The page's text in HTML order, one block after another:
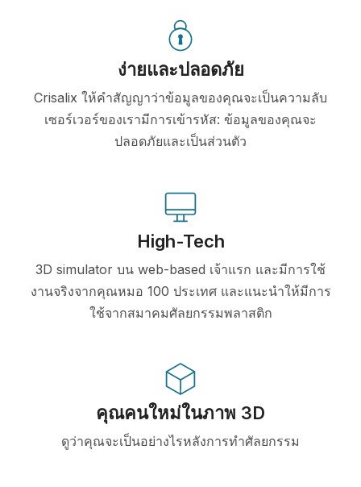
ง่ายและปลอดภัย
Crisalix ให้คำสัญญาว่าข้อมูลของคุณจะเป็นความลับ
เซอร์เวอร์ของเรามีการเข้ารหัส: ข้อมูลของคุณจะ
ปลอดภัยและเป็นส่วนตัว
High-Tech
3D simulator บน web-based เจ้าแรก และมีการใช้
งานจริงจากคุณหมอ 100 ประเทศ และแนะนำให้มีการ
ใช้จากสมาคมศัลยกรรมพลาสติก
คุณคนใหม่ในภาพ 3D
ดูว่าคุณจะเป็นอย่างไรหลังการทำศัลยกรรม